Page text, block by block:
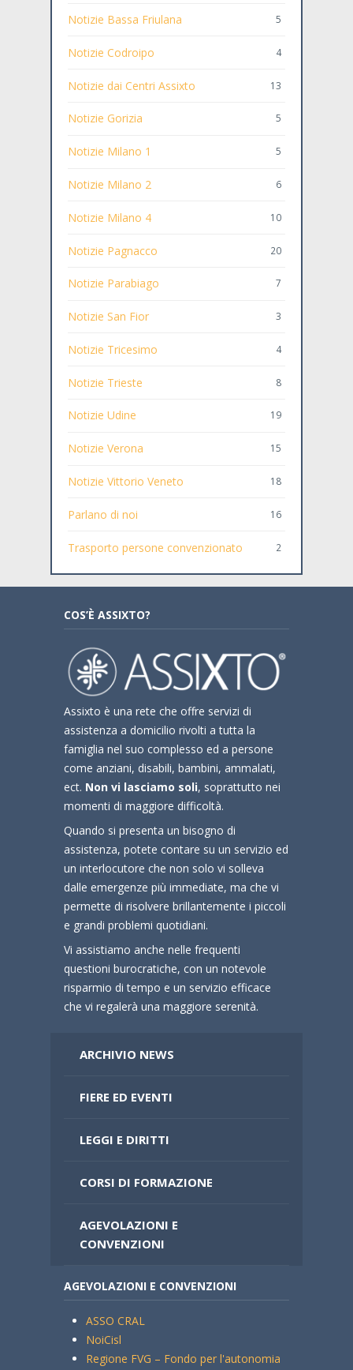
Notizie Bassa Friulana 5
Notizie Codroipo 4
Notizie dai Centri Assixto 13
Notizie Gorizia 5
Notizie Milano 1 5
Notizie Milano 2 6
Notizie Milano 4 10
Notizie Pagnacco 20
Notizie Parabiago 7
Notizie San Fior 3
Notizie Tricesimo 4
Notizie Trieste 8
Notizie Udine 19
Notizie Verona 15
Notizie Vittorio Veneto 18
Parlano di noi 16
Trasporto persone convenzionato 2
COS’È ASSIXTO?
Assixto è una rete che offre servizi di
assistenza a domicilio rivolti a tutta la
famiglia nel suo complesso ed a persone
come anziani, disabili, bambini, ammalati,
ect. Non vi lasciamo soli, soprattutto nei
momenti di maggiore difficoltà.
Quando si presenta un bisogno di
assistenza, potete contare su un servizio ed
un interlocutore che non solo vi solleva
dalle emergenze più immediate, ma che vi
permette di risolvere brillantemente i piccoli
e grandi problemi quotidiani.
Vi assistiamo anche nelle frequenti
questioni burocratiche, con un notevole
risparmio di tempo e un servizio efficace
che vi regalerà una maggiore serenità.
ARCHIVIO NEWS
FIERE ED EVENTI
LEGGI E DIRITTI
CORSI DI FORMAZIONE
AGEVOLAZIONI E
CONVENZIONI
AGEVOLAZIONI E CONVENZIONI
ASSO CRAL
NoiCisl
Regione FVG – Fondo per l'autonomia